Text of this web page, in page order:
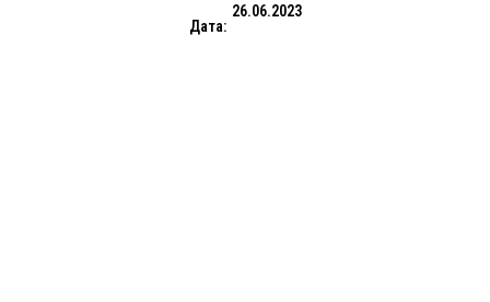
Дата:
26.06.2023